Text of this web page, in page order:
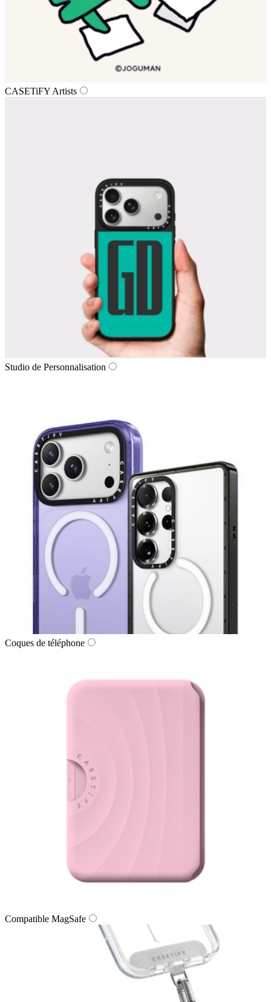
CASETiFY Artists
Studio de Personnalisation
Coques de téléphone
Compatible MagSafe